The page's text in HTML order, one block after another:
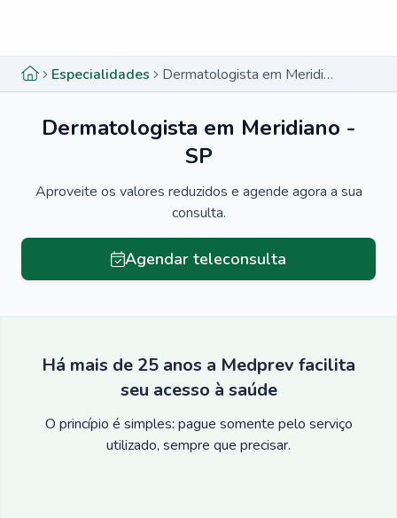
Especialidades Dermatologista em Meridiano - SP
Dermatologista em Meridiano -
SP
Aproveite os valores reduzidos e agende agora a sua
consulta.
Agendar teleconsulta
Há mais de 25 anos a Medprev facilita
seu acesso à saúde
O princípio é simples: pague somente pelo serviço
utilizado, sempre que precisar.